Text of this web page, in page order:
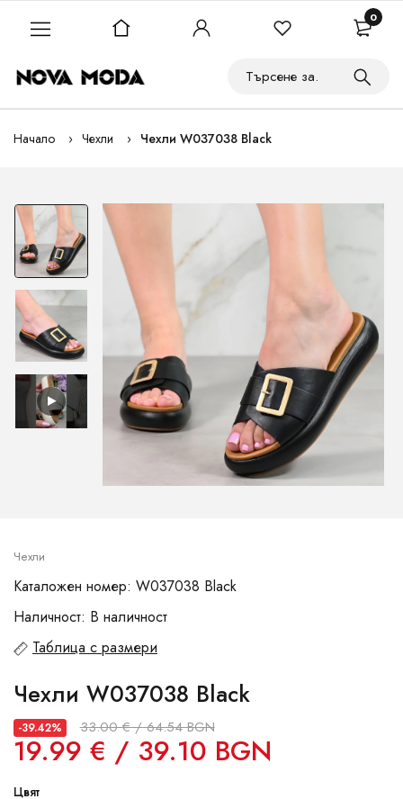
Начало Чехли Чехли W037038 Black
Чехли
Каталожен номер: W037038 Black
Наличност: В наличност
Таблица с размери
Чехли W037038 Black
-39.42% 33.00 € / 64.54 BGN
19.99 € / 39.10 BGN
Цвят
0